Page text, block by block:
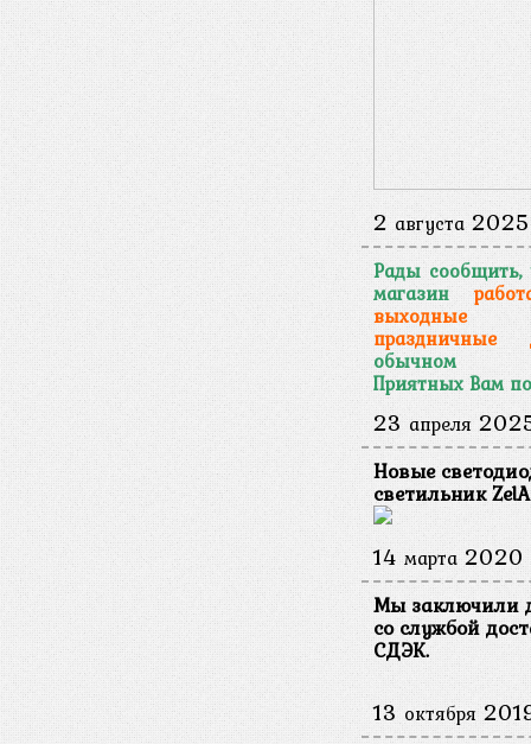
2августа2025
Рады
магазин
праздничные
обычном
Приятных Вам
23апреля
Новые
светильник
14марта2020
Мы заключили
со службой
СДЭК.
13 октября